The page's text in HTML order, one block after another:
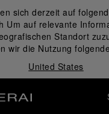
sich derzeit auf
Um auf relevante
Standort
wir die Nutzung
United States